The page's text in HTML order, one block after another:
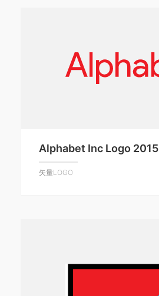
Alphabet Inc Logo 2015
矢量LOGO